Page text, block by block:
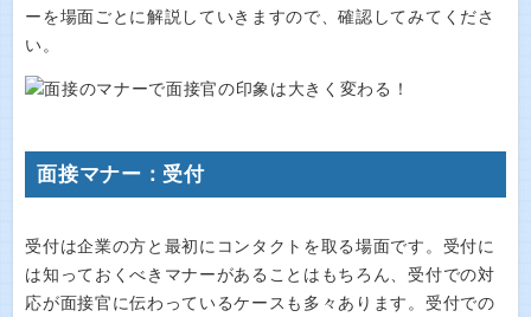
ーを場面ごとに解説していきますので、確認してみてくださ
い。
面接マナー：受付
受付は企業の方と最初にコンタクトを取る場面です。受付に
は知っておくべきマナーがあることはもちろん、受付での対
応が面接官に伝わっているケースも多々あります。受付での